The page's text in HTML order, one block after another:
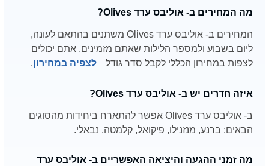
מה המחירים ב- אוליבס ערד Olives?
המחירים ב- אוליבס ערד Olives משתנים בהתאם לעונה,
ליום בשבוע ולמספר הלילות שאתם מזמינים, אתם יכולים
לצפות במחירון הכללי לקבל סדר גודל
לצפיה במחירון.
איזה חדרים יש ב- אוליבס ערד Olives?
ב- אוליבס ערד Olives אפשר להתארח ביחידות מהסוגים
הבאים: ברנע, מנזנילו, פיקואל, קלמטה, נבאלי.
מה זמני ההגעה והיציאה האפשריים ב- אוליבס ערד